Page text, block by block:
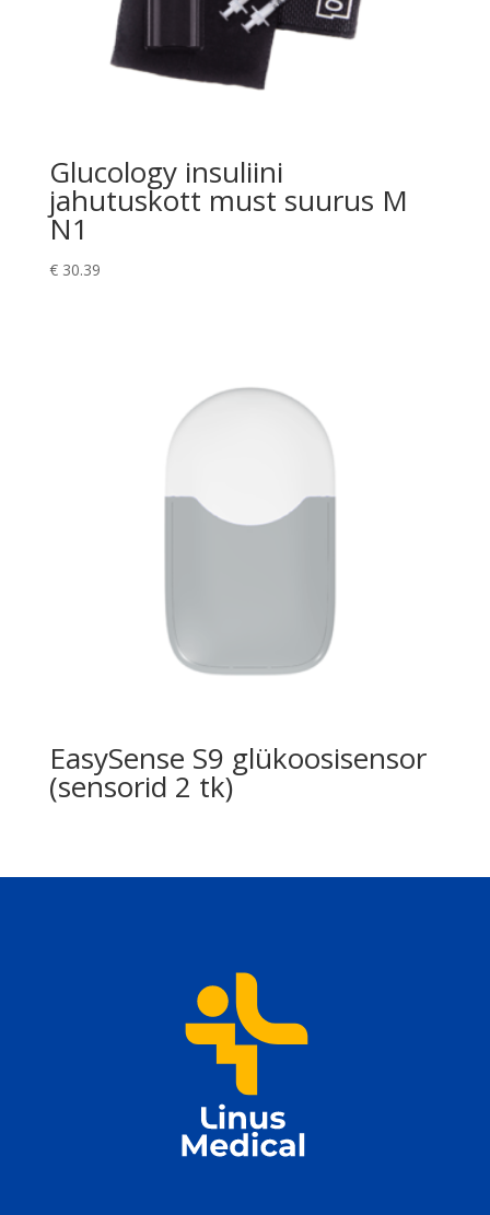
Glucology insuliini
jahutuskott must suurus M
N1
€30.39
EasySense S9 glükoosisensor
(sensorid 2 tk)